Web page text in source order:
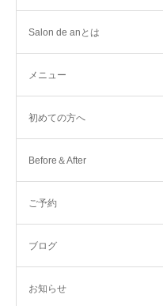
Salon de anとは
メニュー
初めての方へ
Before＆After
ご予約
ブログ
お知らせ